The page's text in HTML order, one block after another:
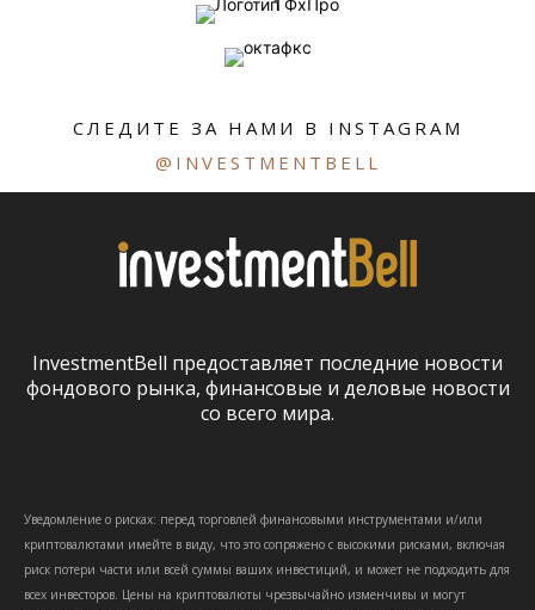
СЛЕДИТЕ ЗА НАМИ В INSTAGRAM
@INVESTMENTBELL
InvestmentBell предоставляет последние новости
фондового рынка, финансовые и деловые новости
со всего мира.
Уведомление о рисках: перед торговлей финансовыми инструментами и/или
криптовалютами имейте в виду, что это сопряжено с высокими рисками, включая
риск потери части или всей суммы ваших инвестиций, и может не подходить для
всех инвесторов. Цены на криптовалюты чрезвычайно изменчивы и могут